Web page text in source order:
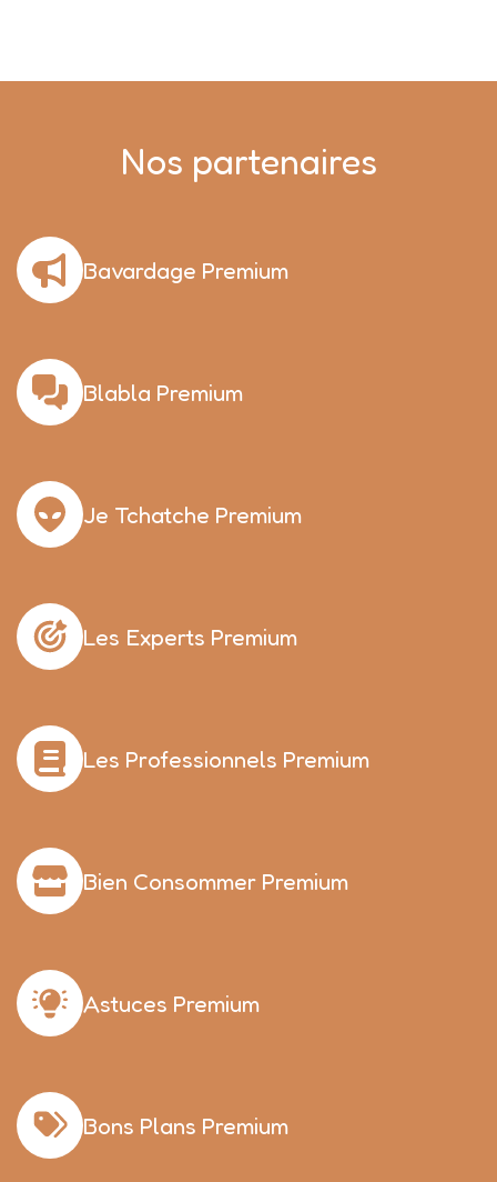
Nos partenaires
Bavardage Premium
Blabla Premium
Je Tchatche Premium
Les Experts Premium
Les Professionnels Premium
Bien Consommer Premium
Astuces Premium
Bons Plans Premium